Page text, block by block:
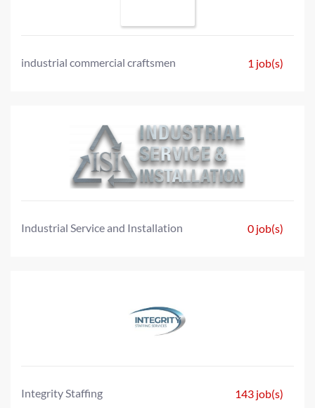
industrial commercial craftsmen 1 job(s)
Industrial Service and Installation 0 job(s)
Integrity Staffing 143 job(s)